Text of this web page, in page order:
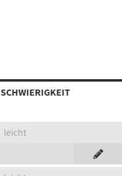
SCHWIERIGKEIT
leicht